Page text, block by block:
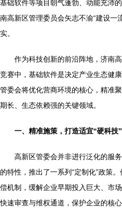
基础软件等项目朝气蓬勃、动能充沛
南高新区管理委员会矢志不渝“建设一
实。
作为科技创新的前沿阵地，济南
竞赛中，基础软件是决定产业生态健
管委会将优化营商环境的核心，精准
期长、生态依赖强的关键领域。
一、精准施策，打造适宜“硬科技
高新区管委会并非进行泛化的服
的特性，推出了一系列“定制化”政策
偿机制，缓解企业早期投入巨大、市
快速审查与维权通道，保护企业的核